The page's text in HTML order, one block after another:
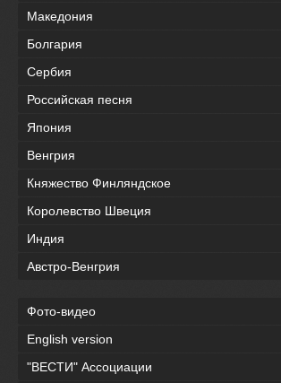
Македония
Болгария
Сербия
Российская песня
Япония
Венгрия
Княжество Финляндское
Королевство Швеция
Индия
Австро-Венгрия
Фото-видео
English version
"ВЕСТИ" Ассоциации